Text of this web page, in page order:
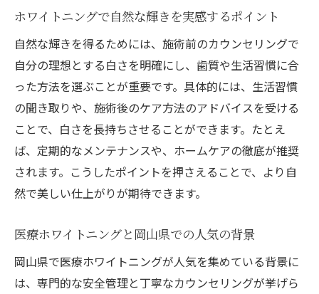
費用対効果で選ぶ医療ホワイトニングのポ
医療ホワイトニングと一般ホワイトニング
岡山の医療ホワイトニング料金と選び方の
コツ
口コミから見る医療ホワイトニングの費用
満足度
ホームとオフィス医療ホワイトニングの違いと
医療ホワイトニングのホームとオフィスの
違い
岡山で選ぶホームホワイトニングの特徴と
ホワイトニングで自然な輝きを実感するポイント
自然な輝きを得るためには、施術前のカウンセリングで
自分の理想とする白さを明確にし、歯質や生活習慣に合
った方法を選ぶことが重要です。具体的には、生活習慣
の聞き取りや、施術後のケア方法のアドバイスを受ける
ことで、白さを長持ちさせることができます。たとえ
ば、定期的なメンテナンスや、ホームケアの徹底が推奨
されます。こうしたポイントを押さえることで、より自
然で美しい仕上がりが期待できます。
医療ホワイトニングと岡山県での人気の背景
岡山県で医療ホワイトニングが人気を集めている背景に
は、専門的な安全管理と丁寧なカウンセリングが挙げら